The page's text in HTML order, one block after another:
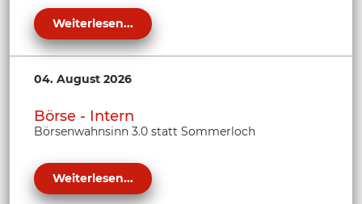
Weiterlesen...
04. August 2026
Börse - Intern
Börsenwahnsinn 3.0 statt Sommerloch
Weiterlesen...